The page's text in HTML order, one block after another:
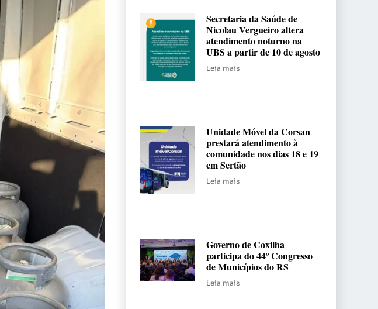
Secretaria da Saúde de
Nicolau Vergueiro altera
atendimento noturno na
UBS a partir de 10 de agosto
Leia mais
Unidade Móvel da Corsan
prestará atendimento à
comunidade nos dias 18 e 19
em Sertão
Leia mais
Governo de Coxilha
participa do 44º Congresso
de Municípios do RS
Leia mais